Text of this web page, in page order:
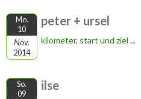
Mo.
10
Nov.
2014
peter + ursel
kilometer, start und ziel ...
So.
09
ilse